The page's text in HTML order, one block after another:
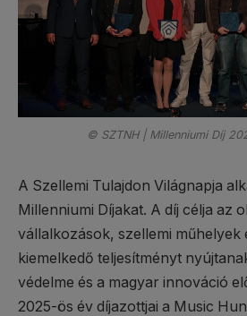
© SZTNH | Millenniumi Díj
A Szellemi Tulajdon Világnapja
Millenniumi Díjakat. A díj célja az
vállalkozások, szellemi műhelyek
kiemelkedő teljesítményt
védelme és a magyar innováció
2025-ös év díjazottjai a Music